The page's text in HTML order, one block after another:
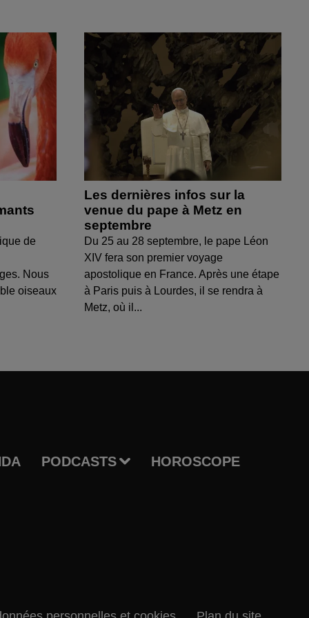
de
Nous
oiseaux
Les dernières infos sur la
venue du pape à Metz en
septembre
Du 25 au 28 septembre, le pape Léon
XIV fera son premier voyage
apostolique en France. Après une étape
à Paris puis à Lourdes, il se rendra à
Metz, où il...
PODCASTS HOROSCOPE